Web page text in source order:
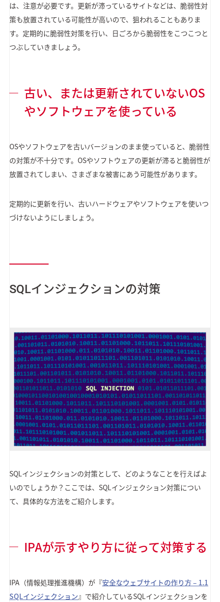
は、注意が必要です。更新が滞っているサイトなどは、脆弱性対
策も放置されている可能性が高いので、狙われることもありま
す。定期的に脆弱性対策を行い、日ごろから脆弱性をこつこつと
つぶしていきましょう。
古い、または更新されていないOS
やソフトウェアを使っている
OSやソフトウェアを古いバージョンのまま使っていると、脆弱性
の対策が不十分です。OSやソフトウェアの更新が滞ると脆弱性が
放置されてしまい、さまざまな被害にあう可能性があります。
定期的に更新を行い、古いハードウェアやソフトウェアを使いつ
づけないようにしましょう。
SQLインジェクションの対策
SQLインジェクションの対策として、どのようなことを行えばよ
いのでしょうか？ここでは、SQLインジェクション対策につい
て、具体的な方法をご紹介します。
IPAが示すやり方に従って対策する
IPA（情報処理推進機構）が『安全なウェブサイトの作り方 – 1.1
SQLインジェクション』で紹介しているSQLインジェクションを